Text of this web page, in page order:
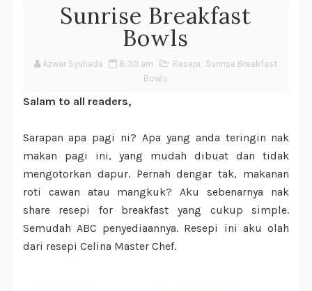
Sunrise Breakfast
Bowls
Azwar Syuhada 8:30 am Resepi Sunrise Breakfast
Bowls
Salam to all readers,
Sarapan apa pagi ni? Apa yang anda teringin nak
makan pagi ini, yang mudah dibuat dan tidak
mengotorkan dapur. Pernah dengar tak, makanan
roti cawan atau mangkuk? Aku sebenarnya nak
share resepi for breakfast yang cukup simple.
Semudah ABC penyediaannya. Resepi ini aku olah
dari resepi Celina Master Chef.